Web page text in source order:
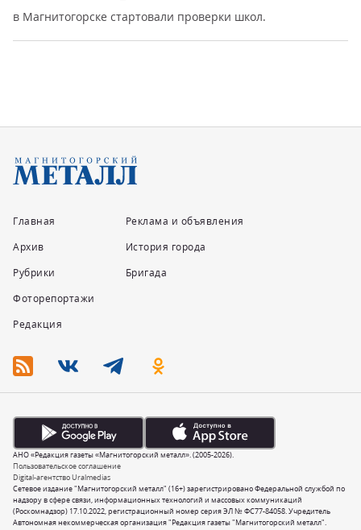
в Магнитогорске стартовали проверки школ.
Главная
Архив
Рубрики
Фоторепортажи
Редакция
Реклама и объявления
История города
Бригада
Сетевое издание "Магнитогорский металл" (16+) зарегистрировано Федеральной службой по
надзору в сфере связи, информационных технологий и массовых коммуникаций
(Роскомнадзор) 17.10.2022, регистрационный номер серия ЭЛ № ФС77-84058. Учредитель
Автономная некоммерческая организация "Редакция газеты "Магнитогорский металл".
Пользовательское соглашение
Digital-агентство Uralmedias
АНО «Редакция газеты «Магнитогорский металл». (2005-2026).